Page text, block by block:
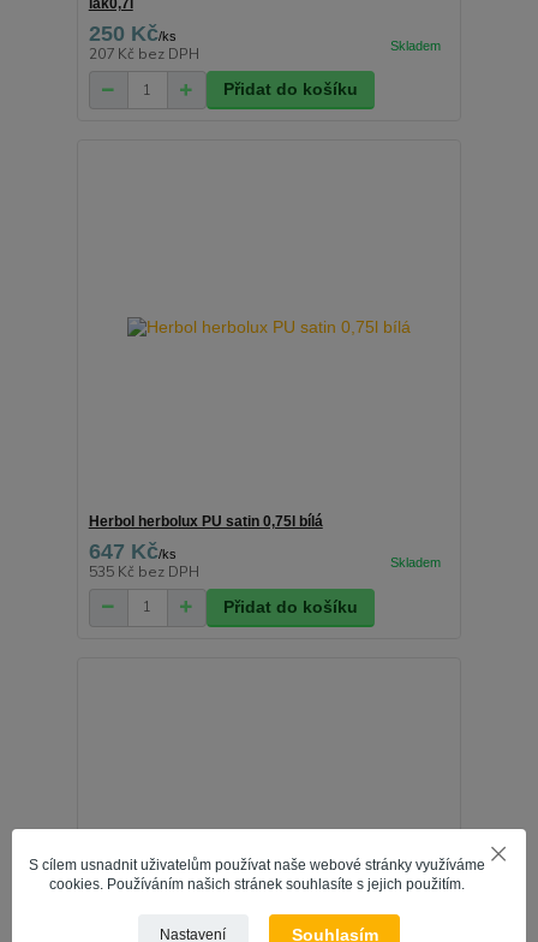
lak0,7l
250 Kč/ks
207 Kč bez DPH
Přidat do košíku
Herbol herbolux PU satin 0,75l bílá
647 Kč/ks
535 Kč bez DPH
Přidat do košíku
S cílem usnadnit uživatelům používat naše webové stránky využíváme
cookies. Používáním našich stránek souhlasíte s jejich použitím.
Nastavení Souhlasím